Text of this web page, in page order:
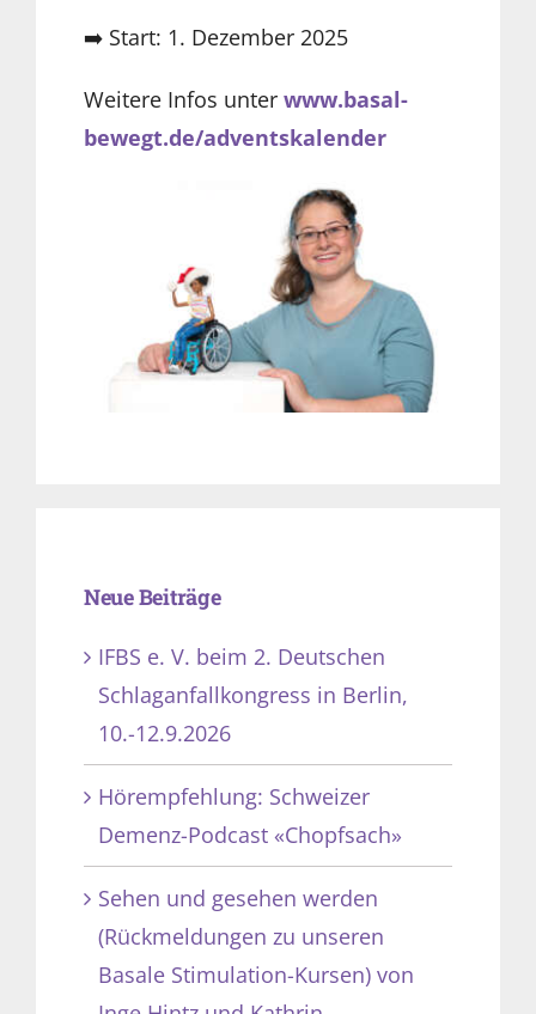
➡️ Start: 1. Dezember 2025
Weitere Infos unter www.basal-
bewegt.de/adventskalender
Neue Beiträge
IFBS e. V. beim 2. Deutschen
Schlaganfallkongress in Berlin,
10.-12.9.2026
Hörempfehlung: Schweizer
Demenz-Podcast «Chopfsach»
Sehen und gesehen werden
(Rückmeldungen zu unseren
Basale Stimulation-Kursen) von